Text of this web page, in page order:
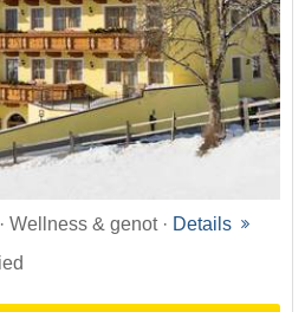
Wellness & genot · Details